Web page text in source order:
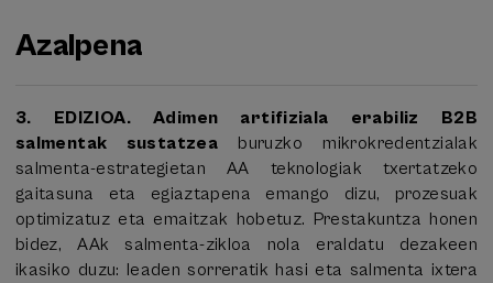
Azalpena
3. EDIZIOA. Adimen artifiziala erabiliz B2B
salmentak sustatzea buruzko mikrokredentzialak
salmenta-estrategietan AA teknologiak txertatzeko
gaitasuna eta egiaztapena emango dizu, prozesuak
optimizatuz eta emaitzak hobetuz. Prestakuntza honen
bidez, AAk salmenta-zikloa nola eraldatu dezakeen
ikasiko duzu: leaden sorreratik hasi eta salmenta ixtera